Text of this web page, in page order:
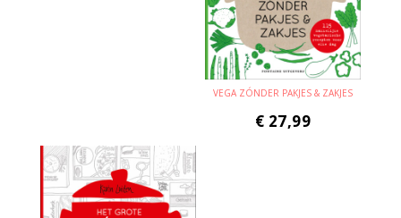
VEGA ZÓNDER PAKJES & ZAKJES
€ 27,99